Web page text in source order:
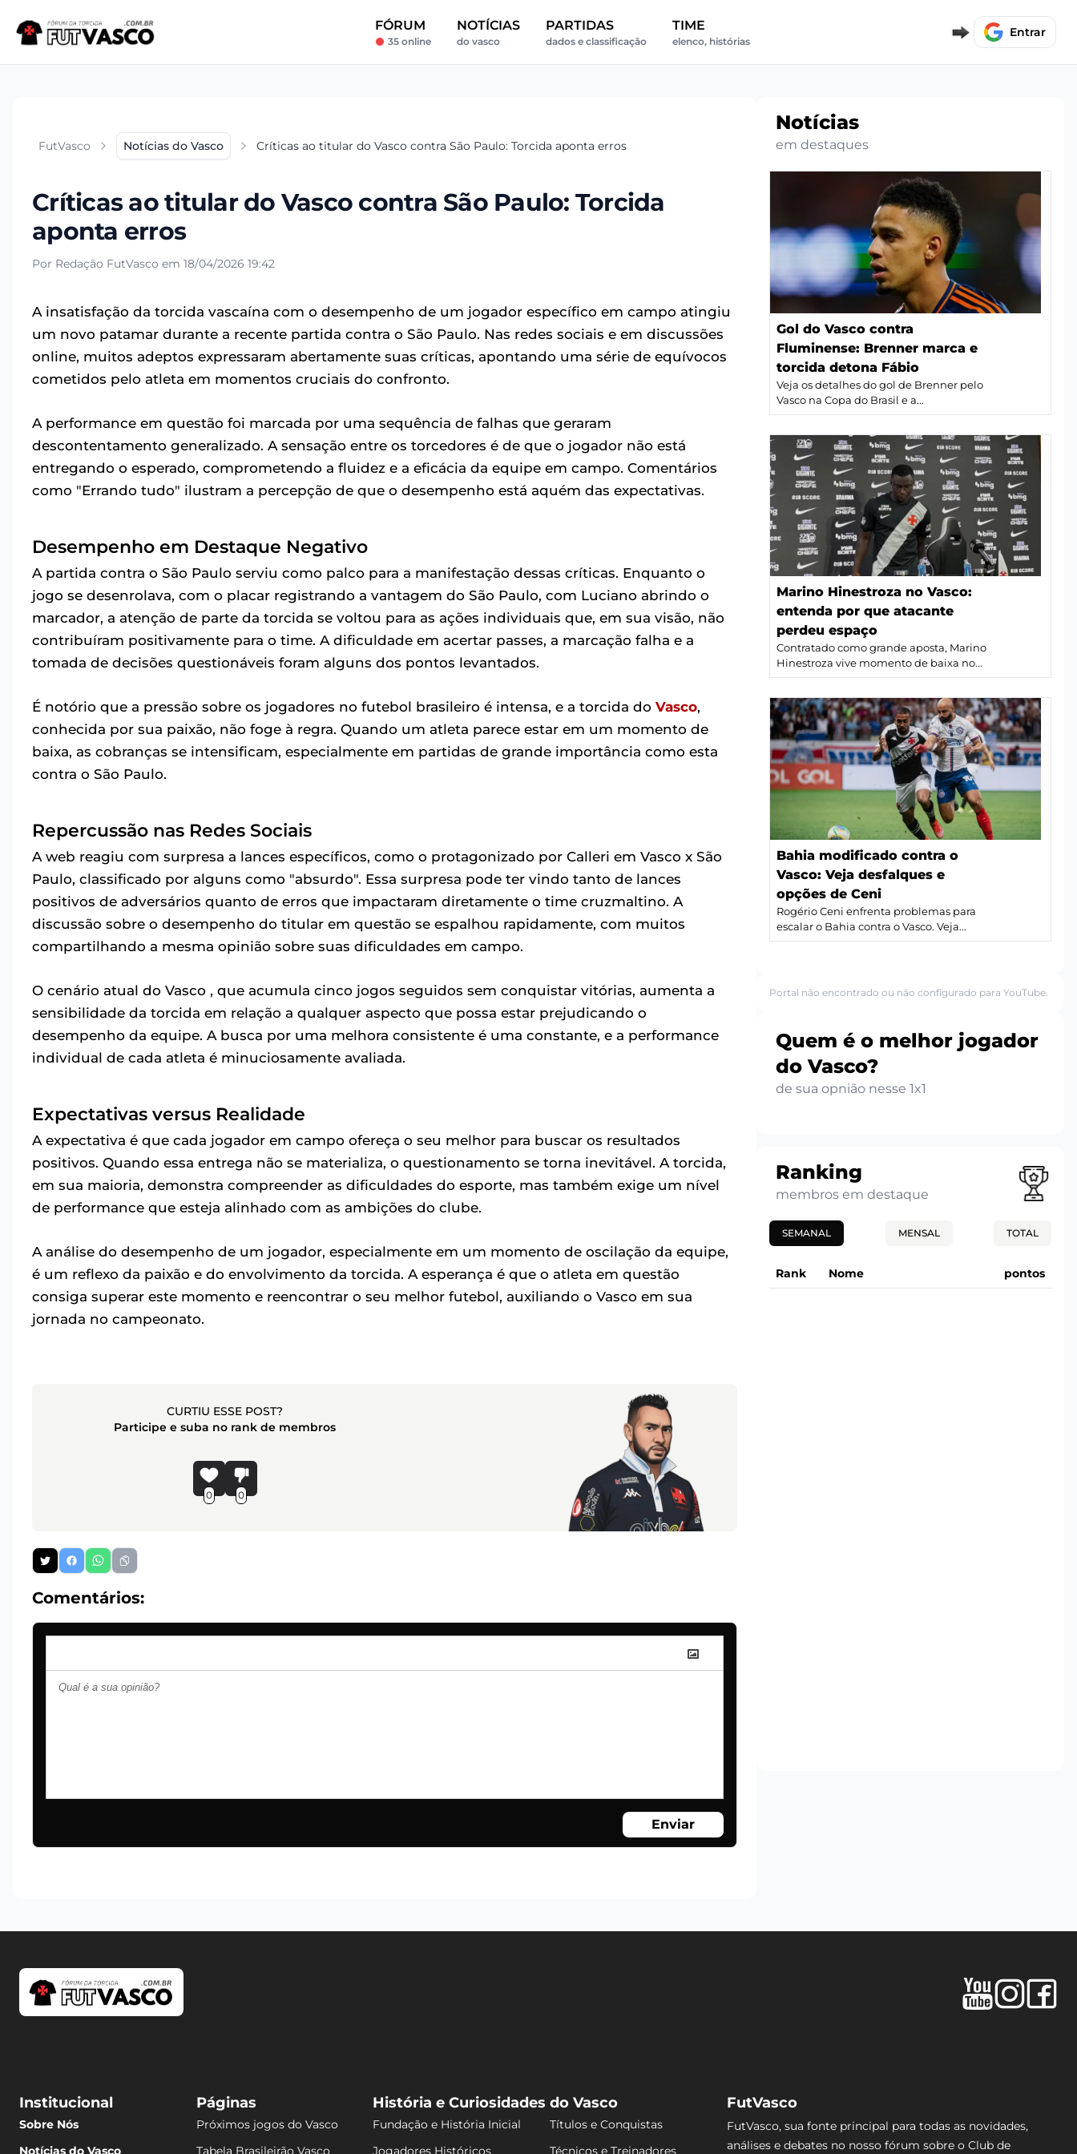
FÓRUM
35 online
NOTÍCIAS
do vasco
PARTIDAS
dados e classificação
TIME
elenco, histórias
Entrar
FutVasco Notícias do Vasco Críticas ao titular do Vasco contra São Paulo: Torcida aponta erros
Críticas ao titular do Vasco contra São Paulo: Torcida
aponta erros
Por Redação FutVasco em 18/04/2026 19:42
A insatisfação da torcida vascaína com o desempenho de um jogador específico em campo atingiu
um novo patamar durante a recente partida contra o São Paulo. Nas redes sociais e em discussões
online, muitos adeptos expressaram abertamente suas críticas, apontando uma série de equívocos
cometidos pelo atleta em momentos cruciais do confronto.
A performance em questão foi marcada por uma sequência de falhas que geraram
descontentamento generalizado. A sensação entre os torcedores é de que o jogador não está
entregando o esperado, comprometendo a fluidez e a eficácia da equipe em campo. Comentários
como "Errando tudo" ilustram a percepção de que o desempenho está aquém das expectativas.
Desempenho em Destaque Negativo
A partida contra o São Paulo serviu como palco para a manifestação dessas críticas. Enquanto o
jogo se desenrolava, com o placar registrando a vantagem do São Paulo, com Luciano abrindo o
marcador, a atenção de parte da torcida se voltou para as ações individuais que, em sua visão, não
contribuíram positivamente para o time. A dificuldade em acertar passes, a marcação falha e a
tomada de decisões questionáveis foram alguns dos pontos levantados.
É notório que a pressão sobre os jogadores no futebol brasileiro é intensa, e a torcida do Vasco,
conhecida por sua paixão, não foge à regra. Quando um atleta parece estar em um momento de
baixa, as cobranças se intensificam, especialmente em partidas de grande importância como esta
contra o São Paulo.
Repercussão nas Redes Sociais
A web reagiu com surpresa a lances específicos, como o protagonizado por Calleri em Vasco x São
Paulo, classificado por alguns como "absurdo". Essa surpresa pode ter vindo tanto de lances
positivos de adversários quanto de erros que impactaram diretamente o time cruzmaltino. A
discussão sobre o desempenho do titular em questão se espalhou rapidamente, com muitos
compartilhando a mesma opinião sobre suas dificuldades em campo.
O cenário atual do Vasco , que acumula cinco jogos seguidos sem conquistar vitórias, aumenta a
sensibilidade da torcida em relação a qualquer aspecto que possa estar prejudicando o
desempenho da equipe. A busca por uma melhora consistente é uma constante, e a performance
individual de cada atleta é minuciosamente avaliada.
Expectativas versus Realidade
A expectativa é que cada jogador em campo ofereça o seu melhor para buscar os resultados
positivos. Quando essa entrega não se materializa, o questionamento se torna inevitável. A torcida,
em sua maioria, demonstra compreender as dificuldades do esporte, mas também exige um nível
de performance que esteja alinhado com as ambições do clube.
A análise do desempenho de um jogador, especialmente em um momento de oscilação da equipe,
é um reflexo da paixão e do envolvimento da torcida. A esperança é que o atleta em questão
consiga superar este momento e reencontrar o seu melhor futebol, auxiliando o Vasco em sua
jornada no campeonato.
CURTIU ESSE POST?
Participe e suba no rank de membros
0 0
Comentários:
Enviar
Notícias
em destaques
Gol do Vasco contra
Fluminense: Brenner marca e
torcida detona Fábio
Veja os detalhes do gol de Brenner pelo
Vasco na Copa do Brasil e a...
Marino Hinestroza no Vasco:
entenda por que atacante
perdeu espaço
Contratado como grande aposta, Marino
Hinestroza vive momento de baixa no...
Bahia modificado contra o
Vasco: Veja desfalques e
opções de Ceni
Rogério Ceni enfrenta problemas para
escalar o Bahia contra o Vasco. Veja...
Portal não encontrado ou não configurado para YouTube.
Quem é o melhor jogador
do Vasco?
de sua opnião nesse 1x1
Ranking
membros em destaque
SEMANAL MENSAL TOTAL
Rank Nome pontos
Institucional
Sobre Nós
Notícias do Vasco
Páginas
Próximos jogos do Vasco
Tabela Brasileirão Vasco
História e Curiosidades do Vasco
Fundação e História Inicial
Títulos e Conquistas
Jogadores Históricos
Técnicos e Treinadores
FutVasco
FutVasco, sua fonte principal para todas as novidades,
análises e debates no nosso fórum sobre o Club de